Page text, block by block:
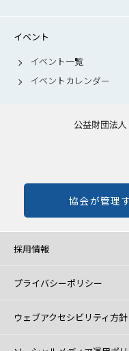
イベント
イベント一覧
イベントカレンダー
協会が管理
採用情報
プライバシーポリシー
ウェブアクセシビリティ方針